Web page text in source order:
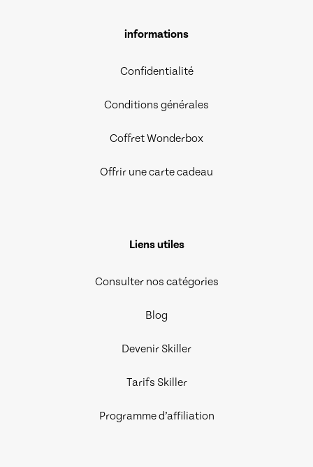
informations
Confidentialité
Conditions générales
Coffret Wonderbox
Offrir une carte cadeau
Liens utiles
Consulter nos catégories
Blog
Devenir Skiller
Tarifs Skiller
Programme d’affiliation